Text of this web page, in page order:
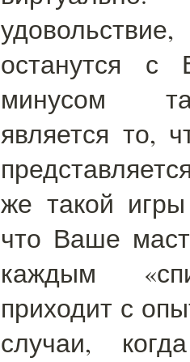
останутся с
минусом
является то,
же такой
что Ваше
каждым
приходит с
случаи,